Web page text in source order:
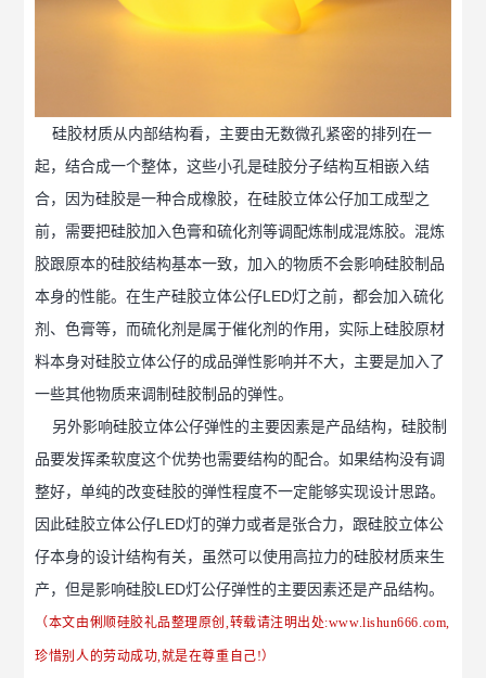
硅胶材质从内部结构看，主要由无数微孔紧密的排列在一
起，结合成一个整体，这些小孔是硅胶分子结构互相嵌入结
合，因为硅胶是一种合成橡胶，在硅胶立体公仔加工成型之
前，需要把硅胶加入色膏和硫化剂等调配炼制成混炼胶。混炼
胶跟原本的硅胶结构基本一致，加入的物质不会影响硅胶制品
本身的性能。在生产硅胶立体公仔LED灯之前，都会加入硫化
剂、色膏等，而硫化剂是属于催化剂的作用，实际上硅胶原材
料本身对硅胶立体公仔的成品弹性影响并不大，主要是加入了
一些其他物质来调制硅胶制品的弹性。
另外影响硅胶立体公仔弹性的主要因素是产品结构，硅胶制
品要发挥柔软度这个优势也需要结构的配合。如果结构没有调
整好，单纯的改变硅胶的弹性程度不一定能够实现设计思路。
因此硅胶立体公仔LED灯的弹力或者是张合力，跟硅胶立体公
仔本身的设计结构有关，虽然可以使用高拉力的硅胶材质来生
产，但是影响硅胶LED灯公仔弹性的主要因素还是产品结构。
（本文由俐顺硅胶礼品整理原创,转载请注明出处:www.lishun666.com,
珍惜别人的劳动成功,就是在尊重自己!）